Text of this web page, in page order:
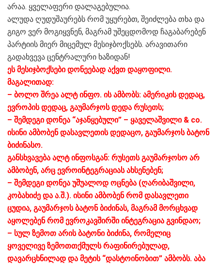
არაა. ყველაფერი დალაგებულია.
ალუდა ღუდუშაურებს რომ უყურებთ, შეიძლება თხა და
გიგო ვერ მოგიყვნენ, მაგრამ უშეცდომოდ ჩაგაბარებენ
პარტიის მიერ მიცემულ მესიჯბოქსებს. არავითარი
გადახვევა ცენტრალური ხაზიდან!
ეს მესიჯბოქსები დონეებად აქვთ დაყოფილი.
მაგალითად:
– ბოლო შრეა ალტ ინფო. ის ამბობს: ამერიკის დედაც,
ევროპის დედაც, გაუმარჯოს დედა რუსეთს;
– შემდეგი დონეა “აჯანყებული” – ყაველაშვილი & co.
ისინი ამბობენ დასავლეთის დედაცო, გაუმარჯოს ბატონ
ბიძინასო.
განსხვავება ალტ ინფოსგან: რუსეთს გაუმარჯოსო არ
ამბობენ, არც ევროინტეგრაციას ახსენებენ;
– შემდეგი დონეა უშუალოდ ოცნება (ღარიბაშვილი,
კობახიძე და ა.შ.). ისინი ამბობენ რომ დასავლეთი
ცუდია, გაუმარჯოს ბატონ ბიძინას, მაგრამ მორცხვად
აყოლებენ რომ ევროკავშირში ინტეგრაცია გვინდაო;
– სულ ზემოთ არის ბატონი ბიძინა, რომელიც
ყოველივე ზემოთთქმულს რაფინირებულად,
დავარცხნილად და მეტის “დასტოინობით” ამბობს. აბა